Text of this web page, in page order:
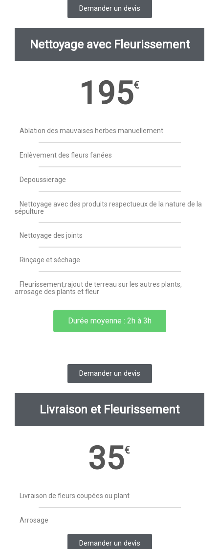
Demander un devis
Nettoyage avec Fleurissement
195€
Ablation des mauvaises herbes manuellement
Enlèvement des fleurs fanées
Depoussierage
Nettoyage avec des produits respectueux de la nature de la
sépulture
Nettoyage des joints
Rinçage et séchage
Fleurissement,rajout de terreau sur les autres plants,
arrosage des plants et fleur
Durée moyenne : 2h à 3h
Demander un devis
Livraison et Fleurissement
35€
Livraison de fleurs coupées ou plant
Arrosage
Demander un devis